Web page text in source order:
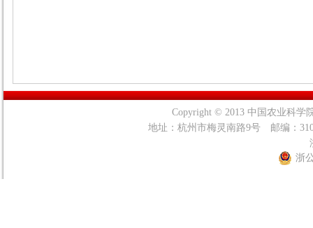
Copyright © 2013 中国农业科学
地址：杭州市梅灵南路9号 邮编：
浙